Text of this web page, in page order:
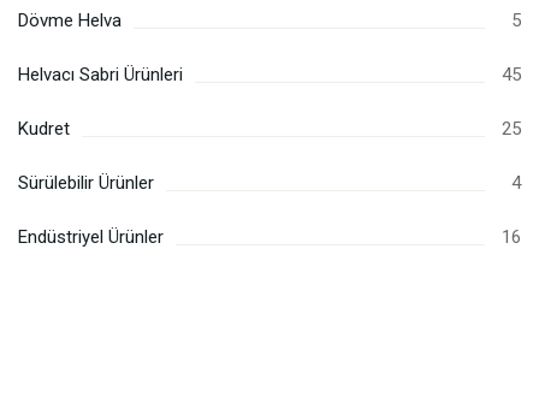
Dövme Helva 5
Helvacı Sabri Ürünleri 45
Kudret 25
Sürülebilir Ürünler 4
Endüstriyel Ürünler 16